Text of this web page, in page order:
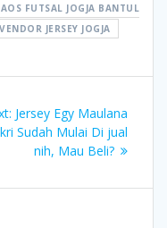
FUTSAL JOGJA BANTUL
VENDOR JERSEY JOGJA
Next
post:
Jersey Egy Maulana
Sudah Mulai Di jual
nih, Mau Beli?